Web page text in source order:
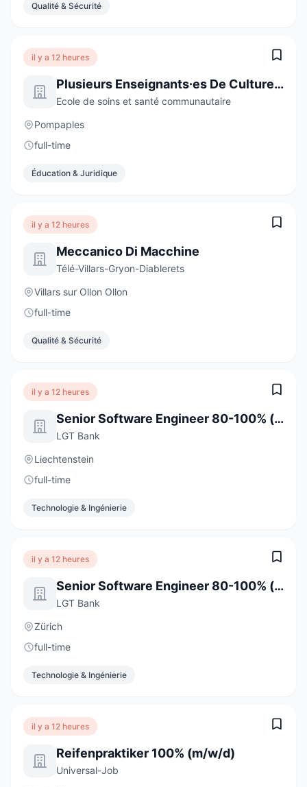
Qualité & Sécurité
il y a 12 heures
Plusieurs Enseignants∙es De Culture Générale De 60 À 100 %
Ecole de soins et santé communautaire
Pompaples
full-time
Éducation & Juridique
il y a 12 heures
Meccanico Di Macchine
Télé-Villars-Gryon-Diablerets
Villars sur Ollon Ollon
full-time
Qualité & Sécurité
il y a 12 heures
Senior Software Engineer 80-100% (w/m/d)
LGT Bank
Liechtenstein
full-time
Technologie & Ingénierie
il y a 12 heures
Senior Software Engineer 80-100% (w/m/d)
LGT Bank
Zürich
full-time
Technologie & Ingénierie
il y a 12 heures
Reifenpraktiker 100% (m/w/d)
Universal-Job